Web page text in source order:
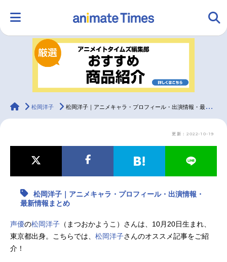
ランキング アニメ
ラジオ グッズ
最新記事一覧
アニメ記事一覧 声優記事一覧
アニメ映画一覧
animateTimes
松岡洋子 松岡洋子｜アニメキャラ・プロフィール・出演情報・最新情報まとめ
更新：2022-10-19
松岡洋子｜アニメキャラ・プロフィール・出演情報・
最新情報まとめ
声優の松岡洋子 （まつおかようこ）さんは、10月20日生まれ、
東京都出身。こちらでは、 松岡洋子さんのオススメ記事をご紹
介！